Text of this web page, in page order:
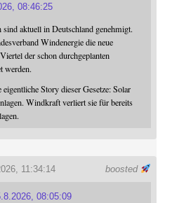
08:46:25
aktuell in Deutschland genehmigt.
Windenergie die neue
der schon durchgeplanten
werden.
Story dieser Gesetze: Solar
Windkraft verliert sie für bereits
boosted
11:34:14
08:05:09